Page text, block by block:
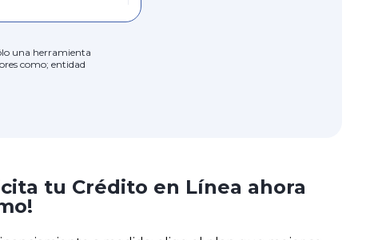
una herramienta
como; entidad
tu Crédito en Línea ahora